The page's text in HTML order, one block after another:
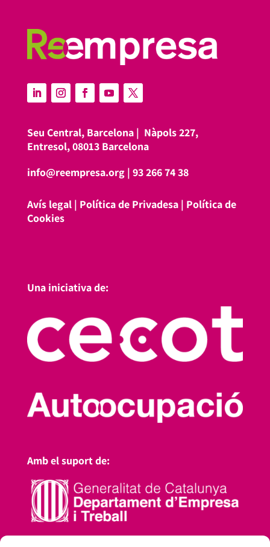
Seu Central, Barcelona | Nàpols 227,
Entresol, 08013 Barcelona
info@reempresa.org| 93 266 74 38
Avís legal| Política de Privadesa| Política de
Cookies
Una iniciativa de:
Amb el suport de: